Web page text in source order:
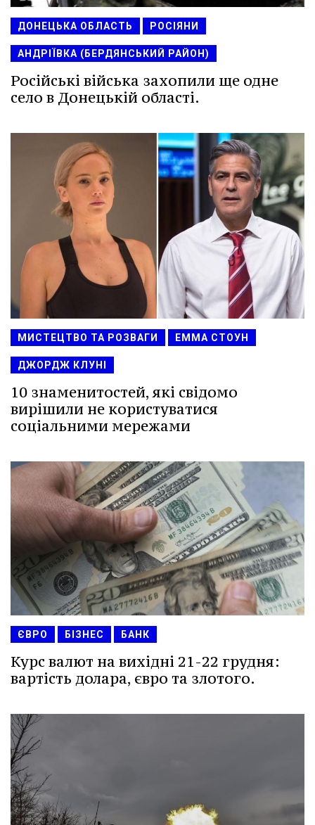
ДОНЕЦЬКА ОБЛАСТЬ РОСІЯНИ
АНДРІЇВКА (БЕРДЯНСЬКИЙ РАЙОН)
Російські війська захопили ще одне
село в Донецькій області.
МИСТЕЦТВО ТА РОЗВАГИ ЕММА СТОУН
ДЖОРДЖ КЛУНІ
10 знаменитостей, які свідомо
вирішили не користуватися
соціальними мережами
ЄВРО БІЗНЕС БАНК
Курс валют на вихідні 21-22 грудня:
вартість долара, євро та злотого.